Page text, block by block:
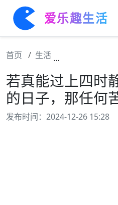
爱乐趣生活
首页 生活
若真能过上四时
的日子，那任何
发布时间：2024-12-26 15:28